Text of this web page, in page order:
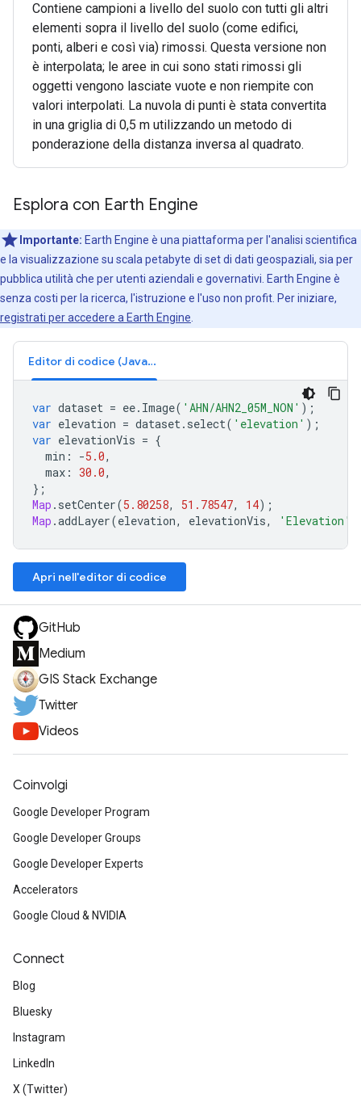
Contiene campioni a livello del suolo con tutti gli altri
elementi sopra il livello del suolo (come edifici,
ponti, alberi e così via) rimossi. Questa versione non
è interpolata; le aree in cui sono stati rimossi gli
oggetti vengono lasciate vuote e non riempite con
valori interpolati. La nuvola di punti è stata convertita
in una griglia di 0,5 m utilizzando un metodo di
ponderazione della distanza inversa al quadrato.
Esplora con Earth Engine
Importante: Earth Engine è una piattaforma per l'analisi scientifica
e la visualizzazione su scala petabyte di set di dati geospaziali, sia per
pubblica utilità che per utenti aziendali e governativi. Earth Engine è
senza costi per la ricerca, l'istruzione e l'uso non profit. Per iniziare,
registrati per accedere a Earth Engine
Editor di codice (JavaScript)
var dataset = ee. Image( 'AHN/AHN2_05M_NON' );
var elevation = dataset. select( 'elevation' );
var elevationVis = {
min : -5.0,
max : 30.0,
};
Map . setCenter(5.80258, 51.78547, 14);
Map .addLayer(elevation, elevationVis, 'Elevation'
Apri nell'editor di codice
GitHub
Medium
GIS Stack Exchange
Twitter
Videos
Coinvolgi
Google Developer Program
Google Developer Groups
Google Developer Experts
Accelerators
Google Cloud & NVIDIA
Connect
Blog
Bluesky
Instagram
LinkedIn
X (Twitter)